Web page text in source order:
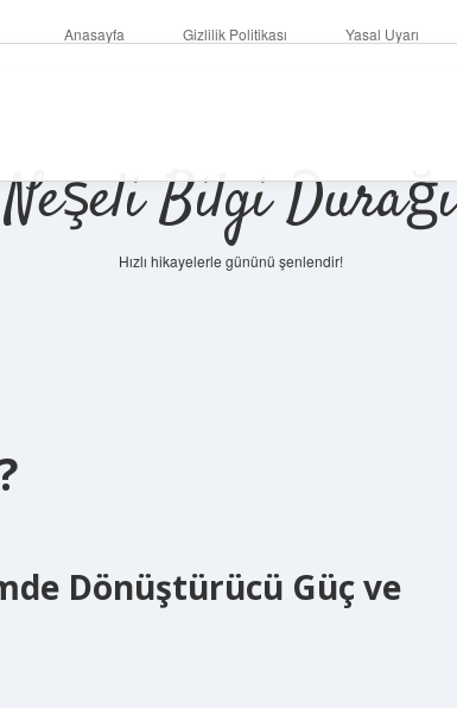
Anasayfa Gizlilik Politikası Yasal Uyarı
Neşeli Bilgi Durağı
Hızlı hikayelerle gününü şenlendir!
Dönüştürücü Güç ve